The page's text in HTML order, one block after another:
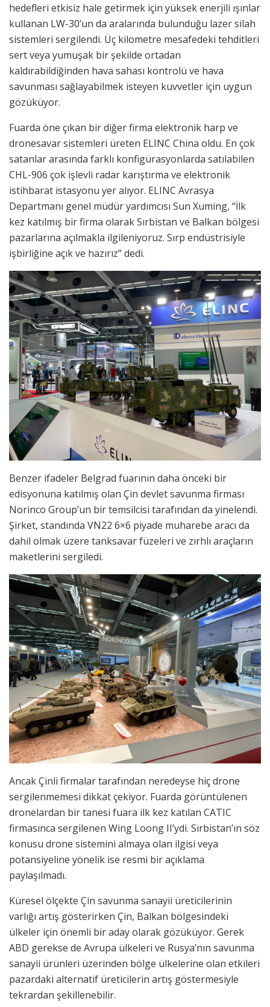
hedefleri etkisiz hale getirmek için yüksek enerjili ışınlar
kullanan LW-30’un da aralarında bulunduğu lazer silah
sistemleri sergilendi. Üç kilometre mesafedeki tehditleri
sert veya yumuşak bir şekilde ortadan
kaldırabildiğinden hava sahası kontrolü ve hava
savunması sağlayabilmek isteyen kuvvetler için uygun
gözüküyor.
Fuarda öne çıkan bir diğer firma elektronik harp ve
dronesavar sistemleri üreten ELINC China oldu. En çok
satanlar arasında farklı konfigürasyonlarda satılabilen
CHL-906 çok işlevli radar karıştırma ve elektronik
istihbarat istasyonu yer alıyor. ELINC Avrasya
Departmanı genel müdür yardımcısı Sun Xuming, “İlk
kez katılmış bir firma olarak Sırbistan ve Balkan bölgesi
pazarlarına açılmakla ilgileniyoruz. Sırp endüstrisiyle
işbirliğine açık ve hazırız” dedi.
Benzer ifadeler Belgrad fuarının daha önceki bir
edisyonuna katılmış olan Çin devlet savunma firması
Norinco Group’un bir temsilcisi tarafından da yinelendi.
Şirket, standında VN22 6×6 piyade muharebe aracı da
dahil olmak üzere tanksavar füzeleri ve zırhlı araçların
maketlerini sergiledi.
Ancak Çinli firmalar tarafından neredeyse hiç drone
sergilenmemesi dikkat çekiyor. Fuarda görüntülenen
dronelardan bir tanesi fuara ilk kez katılan CATIC
firmasınca sergilenen Wing Loong II’ydi. Sırbistan’ın söz
konusu drone sistemini almaya olan ilgisi veya
potansiyeline yönelik ise resmi bir açıklama
paylaşılmadı.
Küresel ölçekte Çin savunma sanayii üreticilerinin
varlığı artış gösterirken Çin, Balkan bölgesindeki
ülkeler için önemli bir aday olarak gözüküyor. Gerek
ABD gerekse de Avrupa ülkeleri ve Rusya’nın savunma
sanayii ürünleri üzerinden bölge ülkelerine olan etkileri
pazardaki alternatif üreticilerin artış göstermesiyle
tekrardan şekillenebilir.